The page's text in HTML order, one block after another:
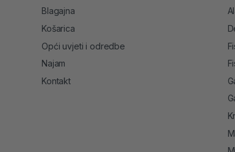
Blagajna
Košarica
Opći uvjeti i odredbe
Najam
Kontakt